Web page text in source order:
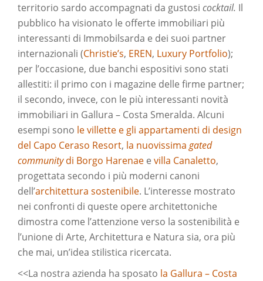
territorio sardo accompagnati da gustosi cocktail. Il
pubblico ha visionato le offerte immobiliari più
interessanti di Immobilsarda e dei suoi partner
internazionali (Christie’s, EREN, Luxury Portfolio);
per l’occasione, due banchi espositivi sono stati
allestiti: il primo con i magazine delle firme partner;
il secondo, invece, con le più interessanti novità
immobiliari in Gallura – Costa Smeralda. Alcuni
esempi sono le villette e gli appartamenti di design
del Capo Ceraso Resort, la nuovissima gated
communitydi Borgo Harenae e villa Canaletto,
progettata secondo i più moderni canoni
dell’architettura sostenibile. L’interesse mostrato
nei confronti di queste opere architettoniche
dimostra come l’attenzione verso la sostenibilità e
l’unione di Arte, Architettura e Natura sia, ora più
che mai, un’idea stilistica ricercata.
<<La nostra azienda ha sposato la Gallura – Costa